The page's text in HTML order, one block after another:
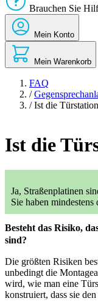
-
Energieeinsparung
Sicherheit
Komfort
im
Haus
Angebote
Brauchen Sie
Mein Konto
Mein Warenkorb
FAQ
/
/ Ist die
Ist die
Ja, Straßenplatinen
Sie haben
Besteht das Risiko,
sind?
Die größten Risiken
unbedingt die
wird, wie man eine
konstruiert, dass sie